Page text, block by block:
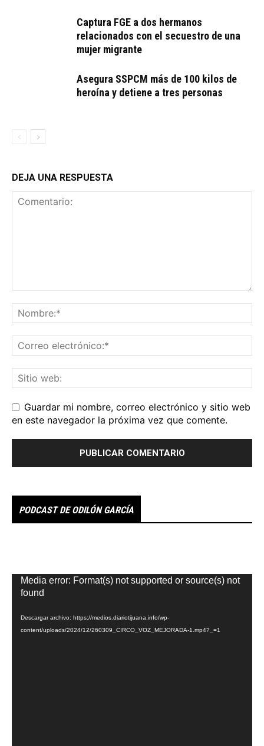
Captura FGE a dos hermanos
relacionados con el secuestro de una
mujer migrante
Asegura SSPCM más de 100 kilos de
heroína y detiene a tres personas
DEJA UNA RESPUESTA
Guardar mi nombre, correo electrónico y sitio web
en este navegador la próxima vez que comente.
PODCAST DE ODILÓN GARCÍA
Reproductor
de
Media error: Format(s) not supported or source(s) not
found
Descargar archivo: https://medios.diariotijuana.info/wp-
content/uploads/2024/12/260309_CIRCO_VOZ_MEJORADA-1.mp4?_=1